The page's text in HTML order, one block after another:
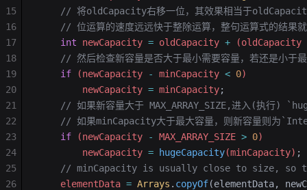
// 将oldCapacity右移一位，其效果相当于
// 位运算的速度远远快于整除运算，整句运算式的结果
    int
newCapacity = oldCapacity + (oldCapacity
// 然后检查新容量是否大于最小需要容量，若还是小于
    if
(newCapacity - minCapacity < 0)
        newCapacity
= minCapacity;
// 如果新容量大于 MAX_ARRAY_SIZE,进入(执行)
// 如果minCapacity大于最大容量，则新容量则为
    if
(newCapacity - MAX_ARRAY_SIZE > 0)
        newCapacity
= hugeCapacity(minCapacity) ;
// minCapacity is usually close to size, so
    elementData
= Arrays . copyOf(elementData,
15
16
17
18
19
20
21
22
23
24
25
26